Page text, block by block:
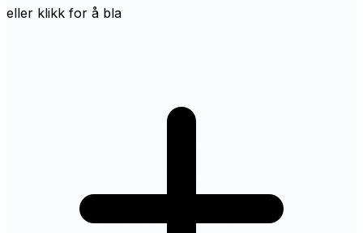
eller klikk for å bla